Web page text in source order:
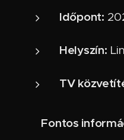
Időpont:
Helyszín:
TV
Fontos